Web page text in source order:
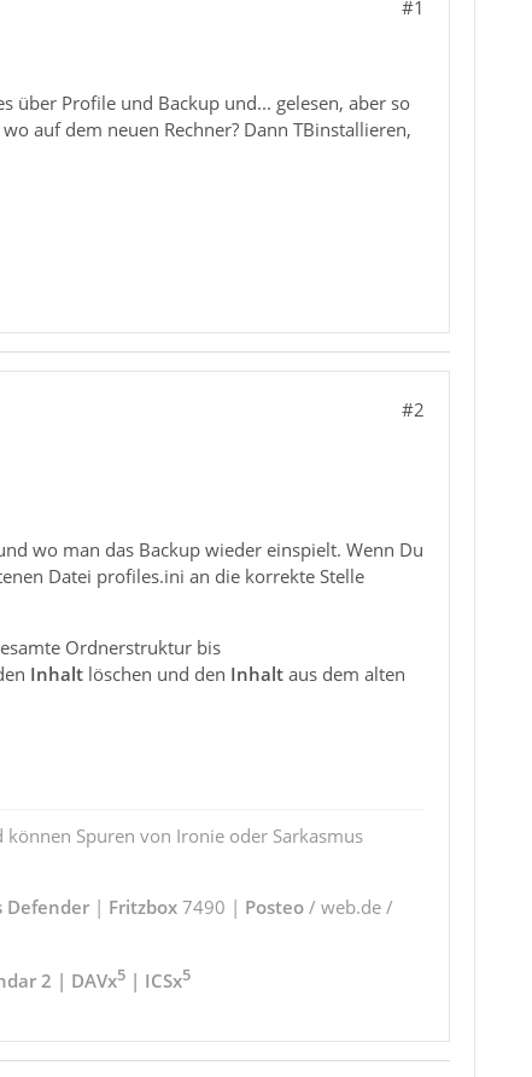
#1
über Profile und Backup und... gelesen, aber so
auf dem neuen Rechner? Dann TBinstallieren,
#2
wo man das Backup wieder einspielt. Wenn Du
Datei profiles.ini an die korrekte Stelle
Ordnerstruktur bis
Inhaltlöschen und den Inhaltaus dem alten
Spuren von Ironie oder Sarkasmus
Defender| Fritzbox7490 | Posteo/ web.de /
2 | DAVx5| ICSx5